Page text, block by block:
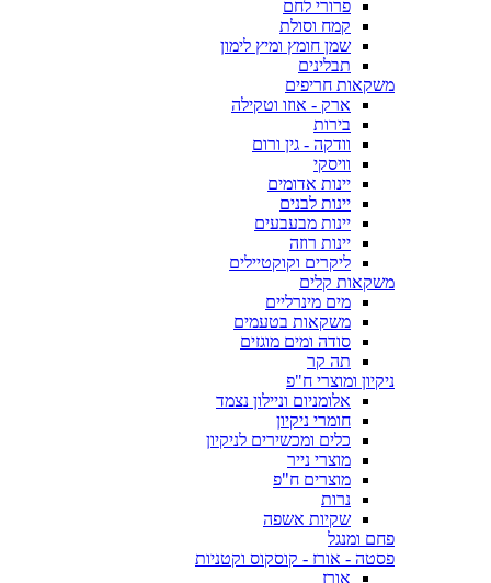
פרורי לחם
קמח וסולת
שמן חומץ ומיץ לימון
תבלינים
משקאות חריפים
ארק - אוזו וטקילה
בירות
וודקה - גין ורום
וויסקי
יינות אדומים
יינות לבנים
יינות מבעבעים
יינות רוזה
ליקרים וקוקטיילים
משקאות קלים
מים מינרליים
משקאות בטעמים
סודה ומים מוגזים
תה קר
ניקיון ומוצרי ח"פ
אלומניום וניילון נצמד
חומרי ניקיון
כלים ומכשירים לניקיון
מוצרי נייר
מוצרים ח"פ
נרות
שקיות אשפה
פחם ומנגל
פסטה - אורז - קוסקוס וקטניות
אורז